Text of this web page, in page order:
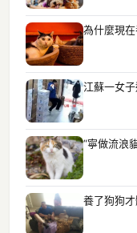
為什麼現
江蘇一女
“寧做流浪
養了狗狗